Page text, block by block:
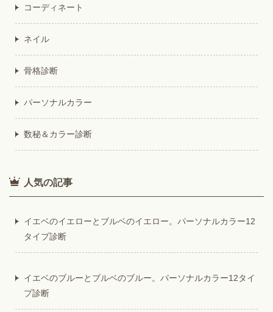
コーディネート
ネイル
骨格診断
パーソナルカラー
数秘＆カラー診断
人気の記事
イエベのイエローとブルベのイエロー。パーソナルカラー12
タイプ診断
イエベのブルーとブルベのブルー。パーソナルカラー12タイ
プ診断